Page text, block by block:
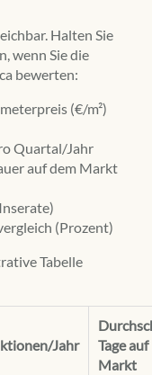
Halten Sie
wenn Sie die
bewerten:
(€/m²)
Quartal/Jahr
auf dem Markt
(Prozent)
Tabelle
Jahr
Tage auf
Markt